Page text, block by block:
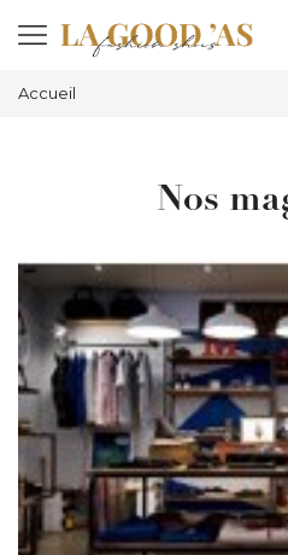
Accueil
Nos